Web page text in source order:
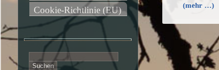
(mehr …)
Cookie-Richtlinie (EU)
nach: